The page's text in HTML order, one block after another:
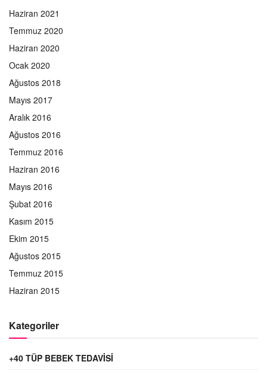
Haziran 2021
Temmuz 2020
Haziran 2020
Ocak 2020
Ağustos 2018
Mayıs 2017
Aralık 2016
Ağustos 2016
Temmuz 2016
Haziran 2016
Mayıs 2016
Şubat 2016
Kasım 2015
Ekim 2015
Ağustos 2015
Temmuz 2015
Haziran 2015
Kategoriler
+40 TÜP BEBEK TEDAVISI